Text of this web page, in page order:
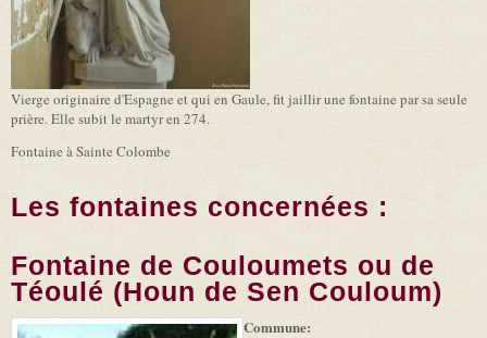
Vierge originaire d'Espagne et qui en Gaule, fit jaillir une fontaine par sa seule
prière. Elle subit le martyr en 274.
Fontaine à Sainte Colombe
Les fontaines concernées :
Fontaine de Couloumets ou de
Téoulé (Houn de Sen Couloum)
Leaflet (link is
|
Commune: